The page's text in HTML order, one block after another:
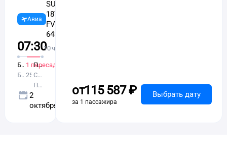
Авиа
SU-
1877,
FV-
6481
07:3010 ч 55 м в пути
Бухара
Бухара
1 пересадка
5 ч 25 м Москва
Пулково
Санкт-
Петербург
2
октября
от115 ⁠587 ⁠₽
за 1 пассажира
Выбрать дату